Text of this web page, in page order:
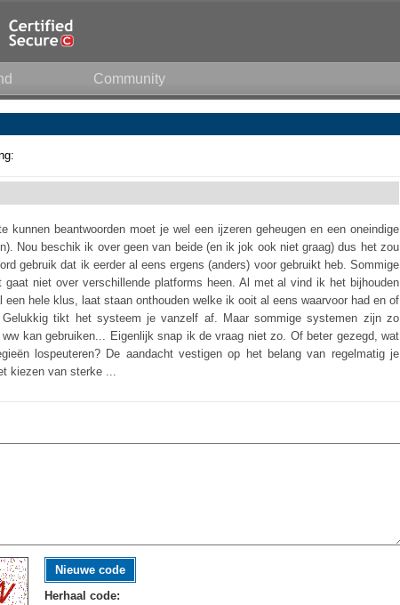
Community
kunnen beantwoorden moet je wel een ijzeren geheugen en een oneindige
Nou beschik ik over geen van beide (en ik jok ook niet graag) dus het zou
gebruik dat ik eerder al eens ergens (anders) voor gebruikt heb. Sommige
gaat niet over verschillende platforms heen. Al met al vind ik het bijhouden
hele klus, laat staan onthouden welke ik ooit al eens waarvoor had en of
tikt het systeem je vanzelf af. Maar sommige systemen zijn zo
kan gebruiken... Eigenlijk snap ik de vraag niet zo. Of beter gezegd, wat
lospeuteren? De aandacht vestigen op het belang van regelmatig je
kiezen van sterke ...
Nieuwe code
Herhaal code: